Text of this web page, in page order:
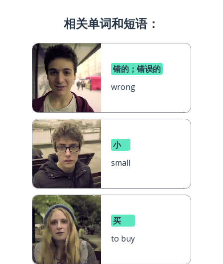
相关单词和短语：
错的；错误的
wrong
小
small
买
to buy